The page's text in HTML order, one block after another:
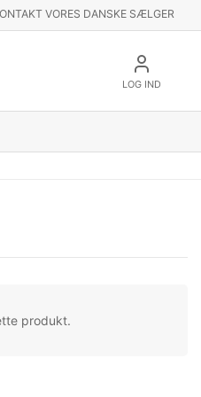
VORES DANSKE SÆLGER
LOG IND
produkt.